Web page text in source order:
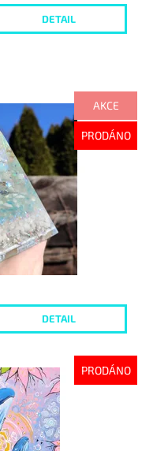
DETAIL
AKCE
PRODÁNO
DETAIL
PRODÁNO